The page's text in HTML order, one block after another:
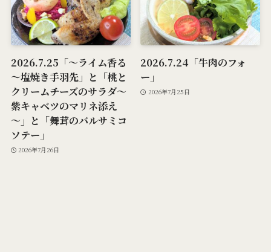
2026.7.25「～ライム香る
～塩焼き手羽先」と「桃と
クリームチーズのサラダ～
紫キャベツのマリネ添え
～」と「舞茸のバルサミコ
ソテー」
2026年7月26日
2026.7.24「牛肉のフォ
ー」
2026年7月25日